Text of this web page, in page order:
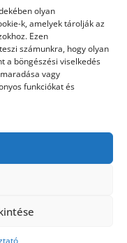
olyan
k, amelyek tárolják az
Ezen
számunkra, hogy olyan
a böngészési viselkedés
vagy
funkciókat és
epilepszia
háztartási gép
szivattyú kazánhoz kisfiú
elszámolás
betegség lelki okai
edzés